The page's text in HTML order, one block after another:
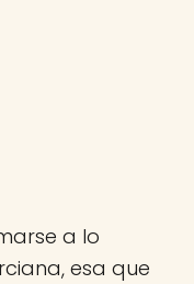
a lo
esa que